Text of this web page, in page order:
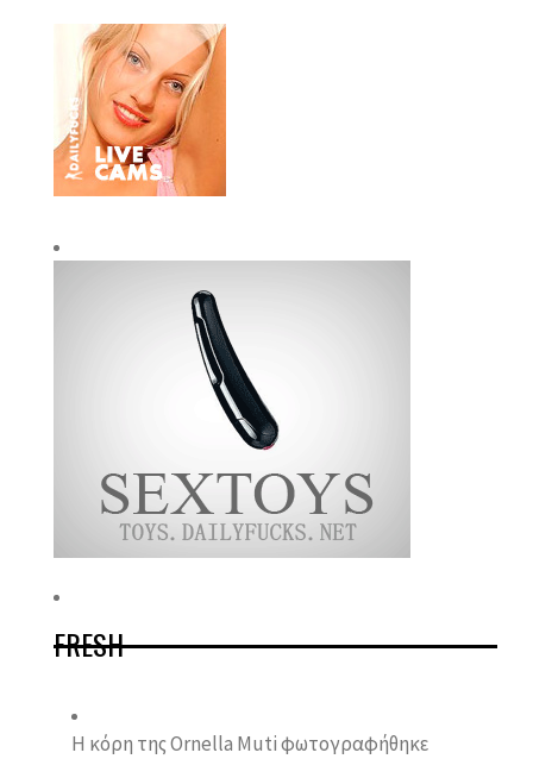
FRESH
Η κόρη της Ornella Muti φωτογραφήθηκε